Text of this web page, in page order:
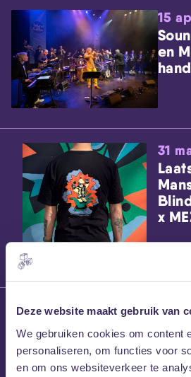
Deze website maakt gebruik van
We gebruiken cookies om content
personaliseren, om functies voor
en om ons websiteverkeer te
15
en
31
x
27